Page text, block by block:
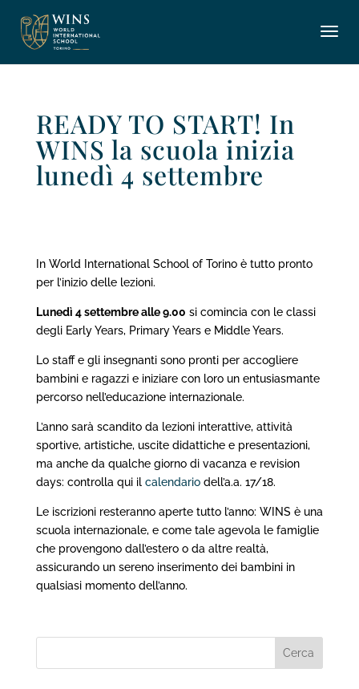
READY TO START! In
WINS la scuola inizia
lunedì 4 settembre
In World International School of Torino è tutto pronto
per l’inizio delle lezioni.
Lunedì 4 settembre alle 9.00 si comincia con le classi
degli Early Years, Primary Years e Middle Years.
Lo staff e gli insegnanti sono pronti per accogliere
bambini e ragazzi e iniziare con loro un entusiasmante
percorso nell’educazione internazionale.
L’anno sarà scandito da lezioni interattive, attività
sportive, artistiche, uscite didattiche e presentazioni,
ma anche da qualche giorno di vacanza e revision
days: controlla qui il calendariodell’a.a. 17/18.
Le iscrizioni resteranno aperte tutto l’anno: WINS è una
scuola internazionale, e come tale agevola le famiglie
che provengono dall’estero o da altre realtà,
assicurando un sereno inserimento dei bambini in
qualsiasi momento dell’anno.